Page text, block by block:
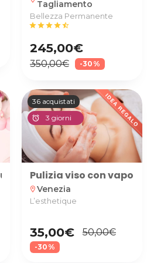
Tagliamento
Bellezza Permanente
starstarstarstarstar_half
245,00€
350,00€ -30%
36 acquistati
alarm 3 giorni
Pulizia viso con
location_on Venezia
L’esthetique
35,00€ 50,00€
-30%